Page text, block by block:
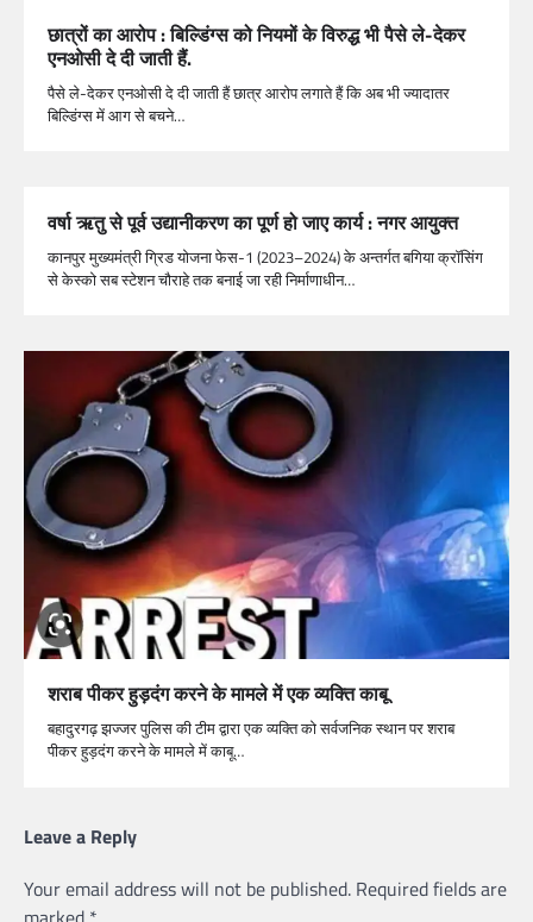
छात्रों का आरोप : बिल्डिंग्स को नियमों के विरुद्ध भी पैसे ले-देकर
एनओसी दे दी जाती हैं.
पैसे ले-देकर एनओसी दे दी जाती हैं छात्र आरोप लगाते हैं कि अब भी ज्यादातर
बिल्डिंग्स में आग से बचने…
वर्षा ऋतु से पूर्व उद्यानीकरण का पूर्ण हो जाए कार्य : नगर आयुक्त
कानपुर मुख्यमंत्री ग्रिड योजना फेस-1 (2023–2024) के अन्तर्गत बगिया क्रॉसिंग
से केस्को सब स्टेशन चौराहे तक बनाई जा रही निर्माणाधीन…
शराब पीकर हुड़दंग करने के मामले में एक व्यक्ति काबू
बहादुरगढ़ झज्जर पुलिस की टीम द्वारा एक व्यक्ति को सर्वजनिक स्थान पर शराब
पीकर हुड़दंग करने के मामले में काबू…
Leave a Reply
Your email address will not be published. Required fields are